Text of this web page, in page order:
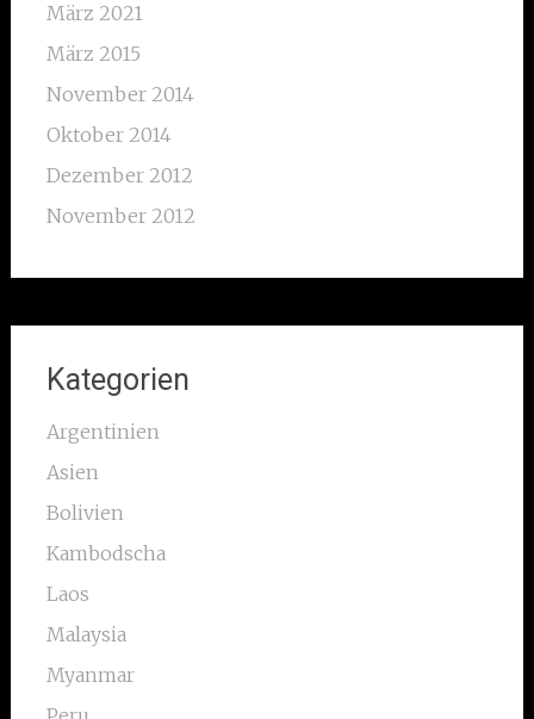
März 2021
März 2015
November 2014
Oktober 2014
Dezember 2012
November 2012
Kategorien
Argentinien
Asien
Bolivien
Kambodscha
Laos
Malaysia
Myanmar